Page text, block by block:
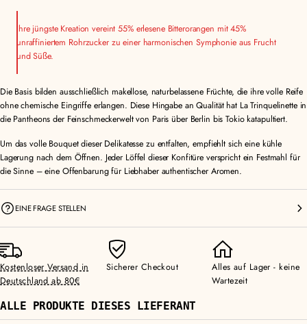
Ihre jüngste Kreation vereint 55% erlesene Bitterorangen mit 45%
unraffiniertem Rohrzucker zu einer harmonischen Symphonie aus Frucht
und Süße.
Die Basis bilden ausschließlich makellose, naturbelassene Früchte, die ihre volle Reife
ohne chemische Eingriffe erlangen. Diese Hingabe an Qualität hat La Trinquelinette in
die Pantheons der Feinschmeckerwelt von Paris über Berlin bis Tokio katapultiert.
Um das volle Bouquet dieser Delikatesse zu entfalten, empfiehlt sich eine kühle
Lagerung nach dem Öffnen. Jeder Löffel dieser Konfitüre verspricht ein Festmahl für
die Sinne – eine Offenbarung für Liebhaber authentischer Aromen.
EINE FRAGE STELLEN
Kostenloser Versand in
Deutschland ab 80€
Sicherer Checkout
Alles auf Lager - keine
Wartezeit
ALLE PRODUKTE DIESES LIEFERANT